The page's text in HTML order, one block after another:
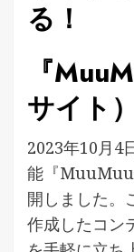
る！
『
サイト
2023年10月4
能『MuuMuu
開しました。
作成したコン